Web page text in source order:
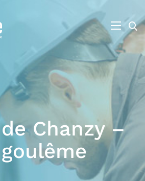
Chanzy –